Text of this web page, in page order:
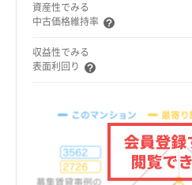
資産性でみる
中古価格維持率
収益性でみる
表面利回り